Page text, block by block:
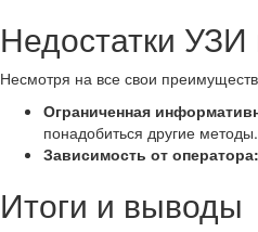
Недостатки
Несмотря на все свои
Ограниченная
понадобиться другие методы.
Зависимость от оператора:
Итоги и выводы